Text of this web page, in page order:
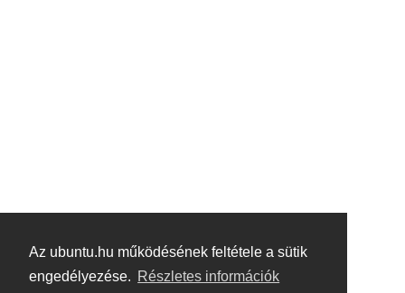
Az ubuntu.hu működésének feltétele a sütik
engedélyezése. Részletes információk